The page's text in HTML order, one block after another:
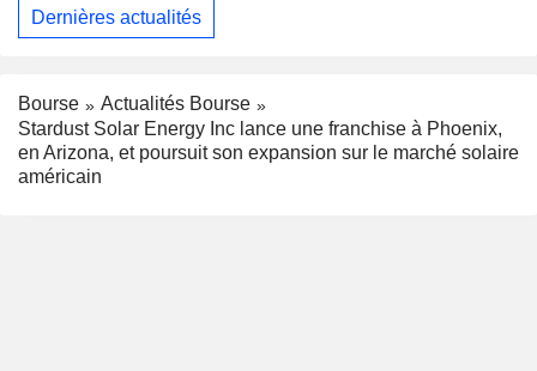
Dernières actualités
Bourse
Actualités Bourse
Stardust Solar Energy Inc lance une franchise à Phoenix,
en Arizona, et poursuit son expansion sur le marché solaire
américain